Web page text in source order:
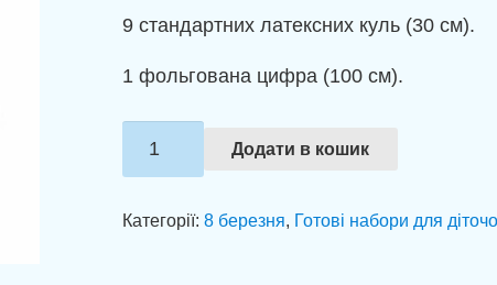
9 стандартних латексних куль (30 см).
1 фольгована цифра (100 см).
"Весняна
Додати в кошик
Категорії: 8 березня, Готові набори для